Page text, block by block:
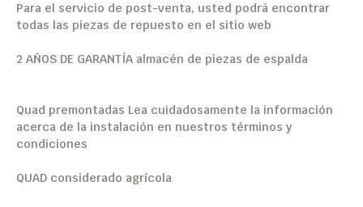
Para el servicio de post-venta, usted podrá encontrar
todas las piezas de repuesto en el sitio web
2 AÑOS DE GARANTÍA almacén de piezas de espalda
Quad premontadas Lea cuidadosamente la información
acerca de la instalación en nuestros términos y
condiciones
QUAD considerado agrícola